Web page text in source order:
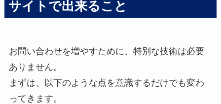
サイトで出来ること
お問い合わせを増やすために、特別な技術は必要
ありません。
まずは、以下のような点を意識するだけでも変わ
ってきます。